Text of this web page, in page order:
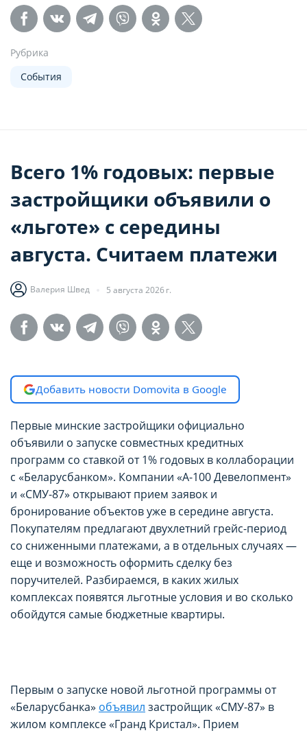
Рубрика
События
Всего 1% годовых: первые
застройщики объявили о
«льготе» с середины
августа. Считаем платежи
Валерия Швед 5 августа 2026 г.
Добавить новости Domovita в Google
Первые минские застройщики официально
объявили о запуске совместных кредитных
программ со ставкой от 1% годовых в коллаборации
с «Беларусбанком». Компании «А-100 Девелопмент»
и «СМУ-87» открывают прием заявок и
бронирование объектов уже в середине августа.
Покупателям предлагают двухлетний грейс-период
со сниженными платежами, а в отдельных случаях —
еще и возможность оформить сделку без
поручителей. Разбираемся, в каких жилых
комплексах появятся льготные условия и во сколько
обойдутся самые бюджетные квартиры.
Первым о запуске новой льготной программы от
«Беларусбанка» объявил застройщик «СМУ-87» в
жилом комплексе «Гранд Кристал». Прием